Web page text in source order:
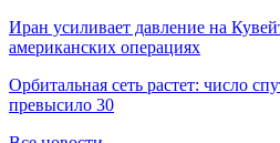
Иран усиливает давление на
американских операциях
Орбитальная сеть растет: число
превысило 30